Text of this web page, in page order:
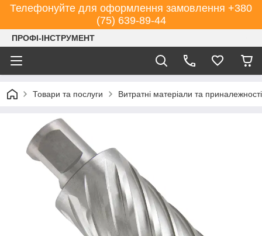
Телефонуйте для оформлення замовлення +380
(75) 639-89-44
ПРОФІ-ІНСТРУМЕНТ
Товари та послуги Витратні матеріали та